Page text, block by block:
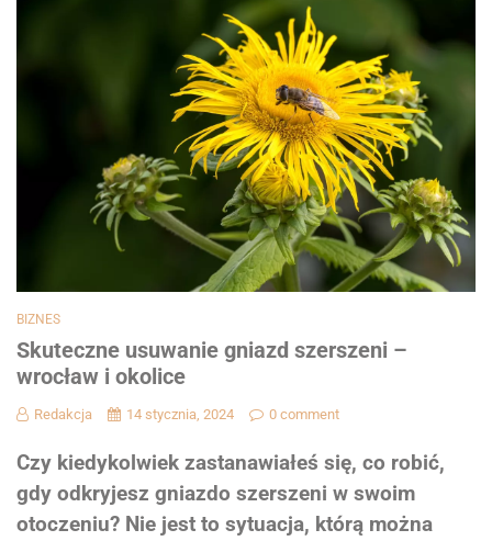
BIZNES
Skuteczne usuwanie gniazd szerszeni –
wrocław i okolice
Redakcja 14 stycznia, 2024 0 comment
Czy kiedykolwiek zastanawiałeś się, co robić,
gdy odkryjesz gniazdo szerszeni w swoim
otoczeniu? Nie jest to sytuacja, którą można